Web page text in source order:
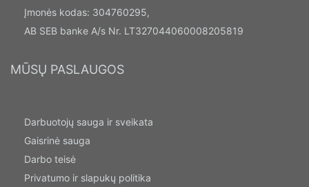
Įmonės kodas: 304760295,
AB SEB banke A/s Nr. LT327044060008205819
MŪSŲ PASLAUGOS
Darbuotojų sauga ir sveikata
Gaisrinė sauga
Darbo teisė
Privatumo ir slapukų politika